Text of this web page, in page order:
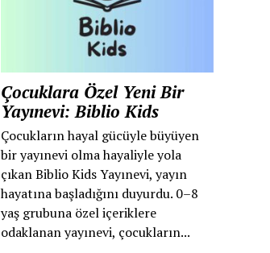
Çocuklara Özel Yeni Bir
Yayınevi: Biblio Kids
Çocukların hayal gücüyle büyüyen
bir yayınevi olma hayaliyle yola
çıkan Biblio Kids Yayınevi, yayın
hayatına başladığını duyurdu. 0–8
yaş grubuna özel içeriklere
odaklanan yayınevi, çocukların...